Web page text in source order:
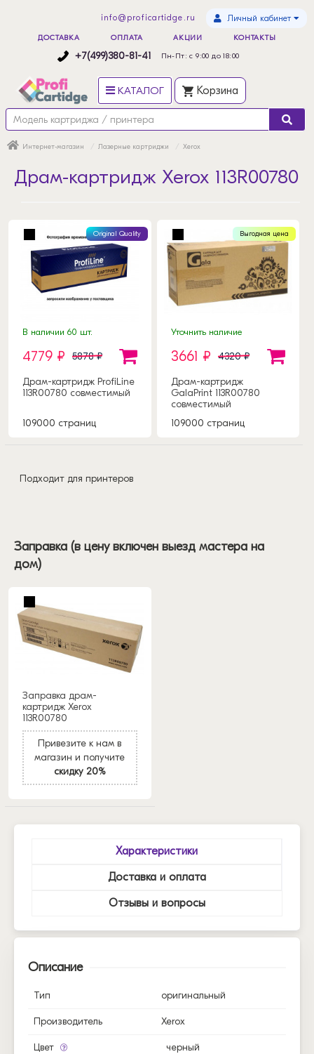
info@proficartidge.ru Личный кабинет
ДОСТАВКА ОПЛАТА АКЦИИ КОНТАКТЫ
+7(499)380-81-41 Пн-Пт: с 9:00 до 18:00
КАТАЛОГ Корзина
Интернет-магазин Лазерные картриджи Xerox
Драм-картридж Xerox 113R00780
Original Quality
В наличии 60 шт.
4779 ₽ 5878 ₽
Драм-картридж ProfiLine
113R00780 совместимый
109000 страниц
Выгодная цена
Уточнить наличие
3661 ₽ 4320 ₽
Драм-картридж
GalaPrint 113R00780
совместимый
109000 страниц
Подходит для принтеров
Заправка (в цену включен выезд мастера на
дом)
Заправка драм-
картридж Xerox
113R00780
Привезите к нам в
магазин и получите
скидку 20%
Характеристики
Доставка и оплата
Отзывы и вопросы
Описание
Тип оригинальный
Производитель Xerox
Цвет черный